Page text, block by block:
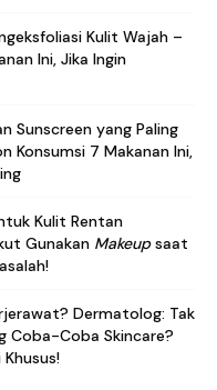
Kulit Wajah –
Ini, Jika Ingin
Sunscreen yang Paling
Konsumsi 7 Makanan Ini,
Kulit Rentan
Gunakan Makeupsaat
Dermatolog: Tak
Coba-Coba Skincare?